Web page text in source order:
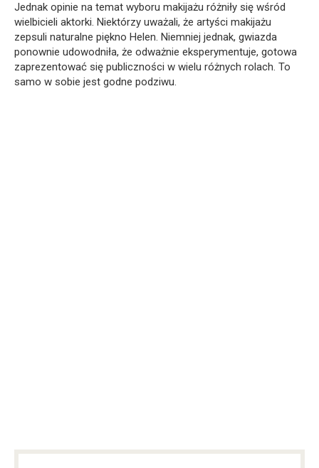
Jednak opinie na temat wyboru makijażu różniły się wśród
wielbicieli aktorki. Niektórzy uważali, że artyści makijażu
zepsuli naturalne piękno Helen. Niemniej jednak, gwiazda
ponownie udowodniła, że odważnie eksperymentuje, gotowa
zaprezentować się publiczności w wielu różnych rolach. To
samo w sobie jest godne podziwu.